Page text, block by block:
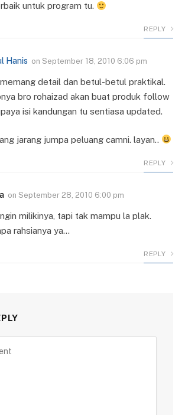
untuk program tu.
REPLY
Hanis on September 18, 2010 6:06 pm
detail dan betul-betul praktikal.
bro rohaizad akan buat produk follow
isi kandungan tu sentiasa updated.
jarang jumpa peluang camni. layan..
REPLY
on September 28, 2010 6:00 pm
milikinya, tapi tak mampu la plak.
rahsianya ya…
REPLY